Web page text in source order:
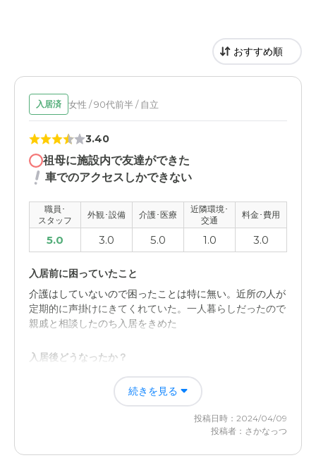
入居済 女性 / 90代前半 / 自立
3.40
祖母に施設内で友達ができた
車でのアクセスしかできない
職員･
スタッフ
外観･設備 介護･医療
近隣環境･
交通
料金･費用
5.0 3.0 5.0 1.0 3.0
入居前に困っていたこと
介護はしていないので困ったことは特に無い。近所の人が
定期的に声掛けにきてくれていた。一人暮らしだったので
親戚と相談したのち入居をきめた
入居後どうなったか？
入居前に介護をしていなかったので変わらない。祖母が住
んでた家が空き家になったので、その空き家をどうする
か？という問題が新たに増えたくらいで、他は何も変わら
花 サービス付き高齢者向け住宅の評価
続きを見る
投稿日時：2024/04/09
投稿者：さかなっつ